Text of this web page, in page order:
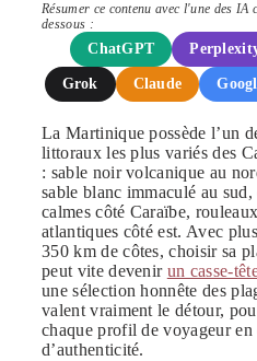
Résumer ce contenu avec l'une des IA
dessous :
ChatGPT
Grok Claude
La Martinique possède l’un
littoraux les plus variés des
: sable noir volcanique au
sable blanc immaculé au sud,
calmes côté Caraïbe, rouleaux
atlantiques côté est. Avec
350 km de côtes, choisir sa
peut vite devenir un casse-
une sélection honnête des
valent vraiment le détour,
chaque profil de voyageur en
d’authenticité.